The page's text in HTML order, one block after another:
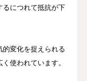
るにつれて抵抗が下
的変化を捉えられる
使われています。